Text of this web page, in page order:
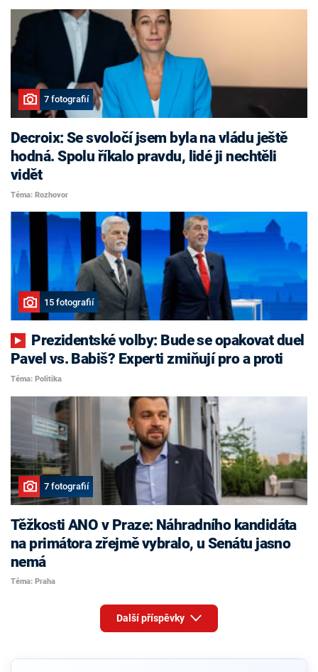
7 fotografií
Decroix: Se svoločí jsem byla na vládu ještě
hodná. Spolu říkalo pravdu, lidé ji nechtěli
vidět
Téma: Rozhovor
15 fotografií
Pavel vs. Babiš? Experti zmiňují pro a proti
Téma: Politika
7 fotografií
Těžkosti ANO v Praze: Náhradního kandidáta
na primátora zřejmě vybralo, u Senátu jasno
nemá
Téma: Praha
Další příspěvky